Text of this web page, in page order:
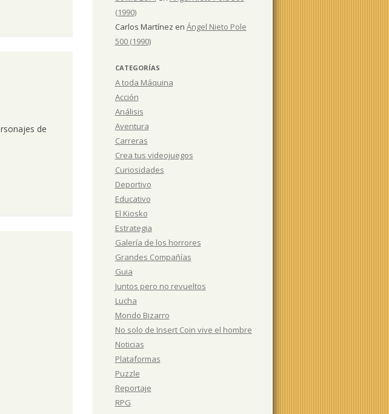
de
(1990)
Carlos Martínez en Ángel Nieto Pole
500 (1990)
CATEGORÍAS
A toda Máquina
Acción
Análisis
Aventura
Carreras
Crea tus videojuegos
Curiosidades
Deportivo
Educativo
El Kiosko
Estrategia
Galería de los horrores
Grandes Compañías
Guia
Juntos pero no revueltos
Lucha
Mondo Bizarro
No solo de Insert Coin vive el hombre
Noticias
Plataformas
Puzzle
Reportaje
RPG